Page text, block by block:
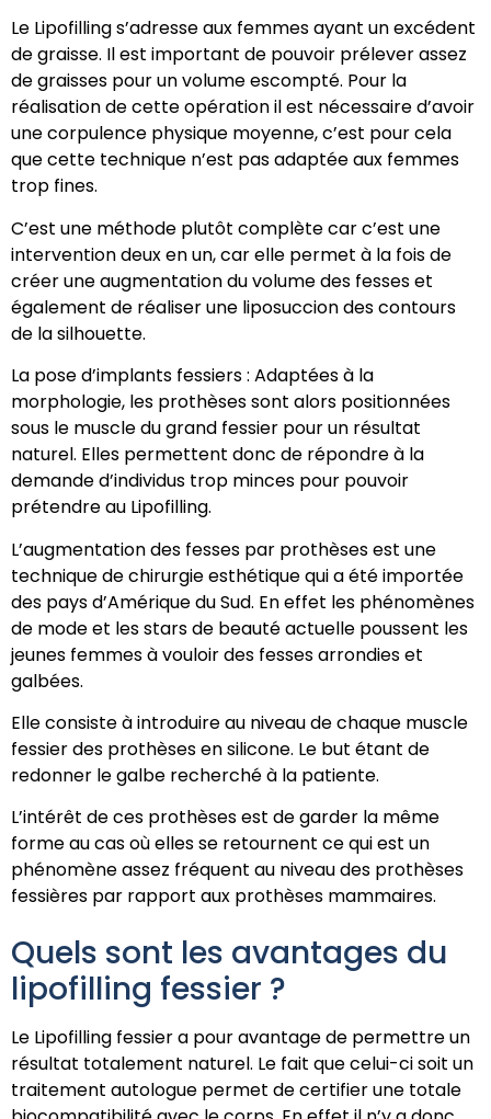
Le Lipofilling s’adresse aux femmes ayant un excédent
de graisse. Il est important de pouvoir prélever assez
de graisses pour un volume escompté. Pour la
réalisation de cette opération il est nécessaire d’avoir
une corpulence physique moyenne, c’est pour cela
que cette technique n’est pas adaptée aux femmes
trop fines.
C’est une méthode plutôt complète car c’est une
intervention deux en un, car elle permet à la fois de
créer une augmentation du volume des fesses et
également de réaliser une liposuccion des contours
de la silhouette.
La pose d’implants fessiers : Adaptées à la
morphologie, les prothèses sont alors positionnées
sous le muscle du grand fessier pour un résultat
naturel. Elles permettent donc de répondre à la
demande d’individus trop minces pour pouvoir
prétendre au Lipofilling.
L’augmentation des fesses par prothèses est une
technique de chirurgie esthétique qui a été importée
des pays d’Amérique du Sud. En effet les phénomènes
de mode et les stars de beauté actuelle poussent les
jeunes femmes à vouloir des fesses arrondies et
galbées.
Elle consiste à introduire au niveau de chaque muscle
fessier des prothèses en silicone. Le but étant de
redonner le galbe recherché à la patiente.
L’intérêt de ces prothèses est de garder la même
forme au cas où elles se retournent ce qui est un
phénomène assez fréquent au niveau des prothèses
fessières par rapport aux prothèses mammaires.
Quels sont les avantages du
lipofilling fessier ?
Le Lipofilling fessier a pour avantage de permettre un
résultat totalement naturel. Le fait que celui-ci soit un
traitement autologue permet de certifier une totale